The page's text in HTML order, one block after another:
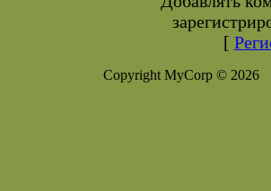
[
Copyright MyCorp © 2026